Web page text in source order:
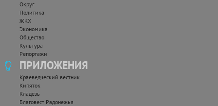
Округ
Политика
ЖКХ
Экономика
Общество
Культура
Репортажи
ПРИЛОЖЕНИЯ
Краеведческий вестник
Кипяток
Кладезь
Благовест Радонежья